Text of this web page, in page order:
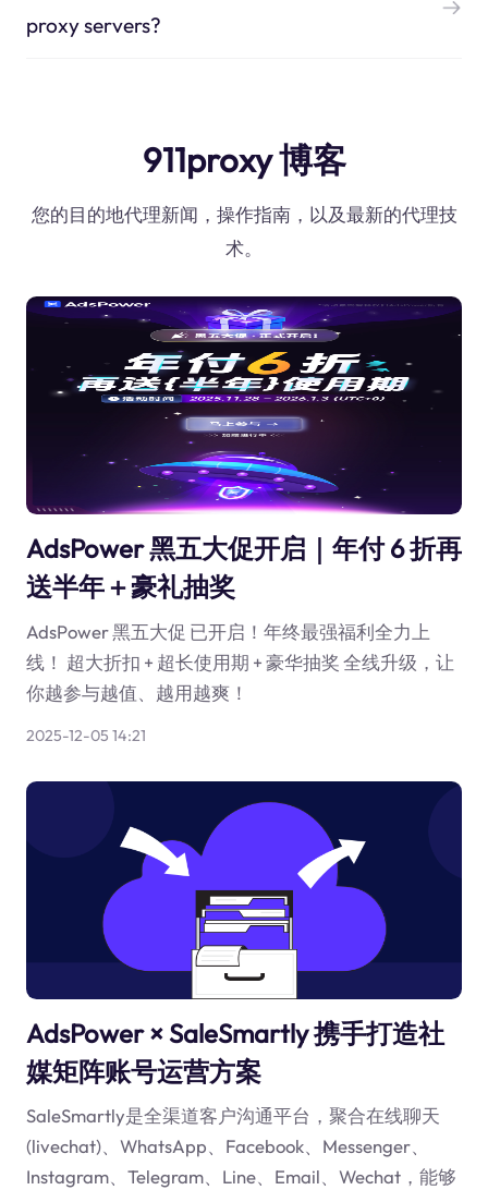
proxy servers?
911proxy 博客
您的目的地代理新闻，操作指南，以及最新的代理技
术。
AdsPower 黑五大促开启｜年付 6 折再
送半年＋豪礼抽奖
AdsPower 黑五大促 已开启！年终最强福利全力上
线！ 超大折扣 + 超长使用期 + 豪华抽奖 全线升级，让
你越参与越值、越用越爽！
2025-12-05 14:21
AdsPower × SaleSmartly 携手打造社
媒矩阵账号运营方案
SaleSmartly是全渠道客户沟通平台，聚合在线聊天
(livechat)、WhatsApp、Facebook、Messenger、
Instagram、Telegram、Line、Email、Wechat，能够